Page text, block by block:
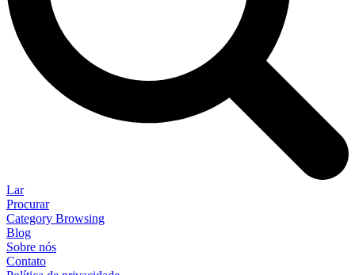
Lar
Procurar
Category Browsing
Blog
Sobre nós
Contato